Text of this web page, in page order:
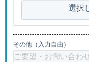
選択
その他（入力自由）